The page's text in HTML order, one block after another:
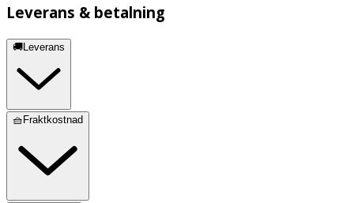
Leverans & betalning
🚚Leverans
🧺Fraktkostnad